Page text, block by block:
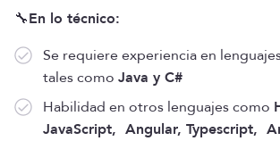
🔧En lo técnico:
Se requiere experiencia en
tales como Java y C#
Habilidad en otros lenguajes como
JavaScript, Angular, Typescript,